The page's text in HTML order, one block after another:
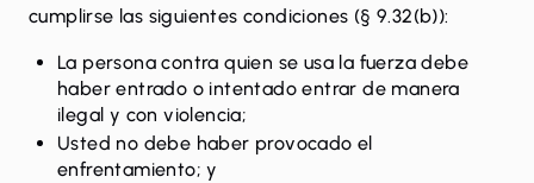
cumplirse las siguientes condiciones (§ 9.32(b)):
La persona contra quien se usa la fuerza debe
haber entrado o intentado entrar de manera
ilegal y con violencia;
Usted no debe haber provocado el
enfrentamiento; y